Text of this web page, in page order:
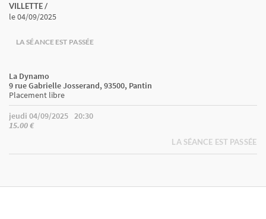
VILLETTE /
le 04/09/2025
LA SÉANCE EST PASSÉE
La Dynamo
9 rue Gabrielle Josserand, 93500, Pantin
Placement libre
jeudi 04/09/2025 20:30
15.00 €
LA SÉANCE EST PASSÉE